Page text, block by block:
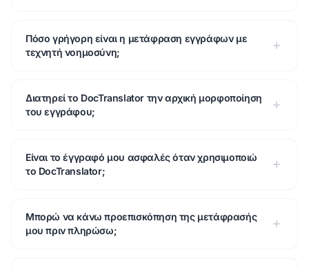
Πόσο γρήγορη είναι η μετάφραση εγγράφων με
τεχνητή νοημοσύνη;
Διατηρεί το DocTranslator την αρχική μορφοποίηση
του εγγράφου;
Είναι το έγγραφό μου ασφαλές όταν χρησιμοποιώ
το DocTranslator;
Μπορώ να κάνω προεπισκόπηση της μετάφρασής
μου πριν πληρώσω;